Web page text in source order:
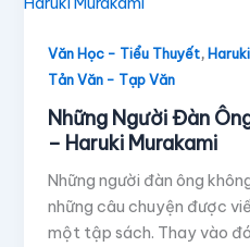
Văn Học - Tiểu Thuyết,
Tản Văn - Tạp Văn
Những Người Đàn
– Haruki Murakami
Những người đàn ông
những câu chuyện được
một tập sách. Thay vào